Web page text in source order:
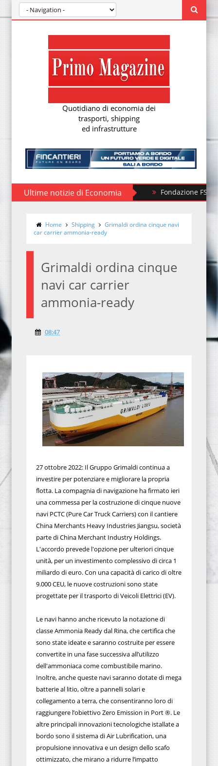
Quotidiano di economia dei
trasporti, shipping
ed infrastrutture
Ultime notizie di Economia Fondazione FS, nuovi
Home Shipping
Grimaldi ordina cinque navi
car carrier ammonia-ready
Grimaldi ordina cinque
navi car carrier
ammonia-ready
08:47
27 ottobre 2022: Il Gruppo Grimaldi continua a
investire per potenziare e migliorare la propria
flotta. La compagnia di navigazione ha firmato ieri
una commessa per la costruzione di cinque nuove
navi PCTC (Pure Car Truck Carriers) con il cantiere
China Merchants Heavy Industries Jiangsu, società
parte di China Merchant Industry Holdings.
L'accordo prevede l'opzione per ulteriori cinque
unità, per un investimento complessivo di circa 1
miliardo di euro. Con una capacità di carico di oltre
9.000 CEU, le nuove costruzioni sono state
progettate per il trasporto di Veicoli Elettrici (EV).
Le navi hanno anche ricevuto la notazione di
classe Ammonia Ready dal Rina, che certifica che
sono state ideate e saranno costruite per essere
convertite in una fase successiva all’utilizzo
dell'ammoniaca come combustibile marino.
Inoltre, anche queste navi saranno dotate di mega
batterie al litio, oltre a pannelli solari e
collegamento a terra, che consentiranno loro di
raggiungere l’obiettivo Zero Emission in Port ®. Le
altre principali innovazioni tecnologiche istallate a
bordo sono il sistema di Air Lubrification, una
propulsione innovativa e un design dello scafo
ottimizzato, che mirano a ridurre l’impatto